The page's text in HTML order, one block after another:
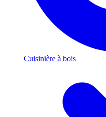
Cuisinière à bois